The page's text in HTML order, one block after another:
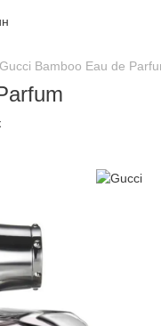
Gucci Bamboo Eau de